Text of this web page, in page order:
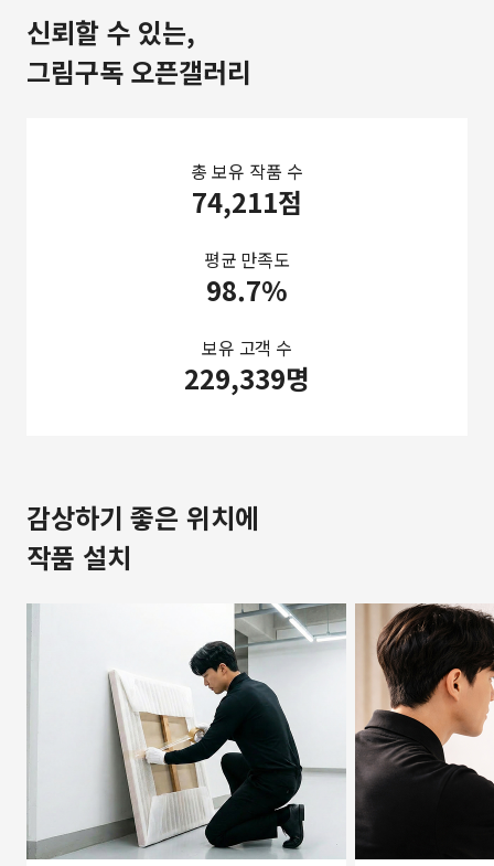
신뢰할 수 있는,
그림구독 오픈갤러리
총 보유 작품 수
74,211점
평균 만족도
98.7%
보유 고객 수
229,339명
감상하기 좋은 위치에
작품 설치